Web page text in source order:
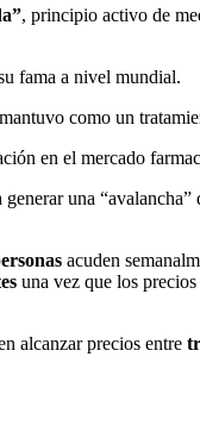
, principio activo de
fama a nivel mundial.
como un
en el mercado
una “avalancha”
acuden
una vez que los
alcanzar precios entre